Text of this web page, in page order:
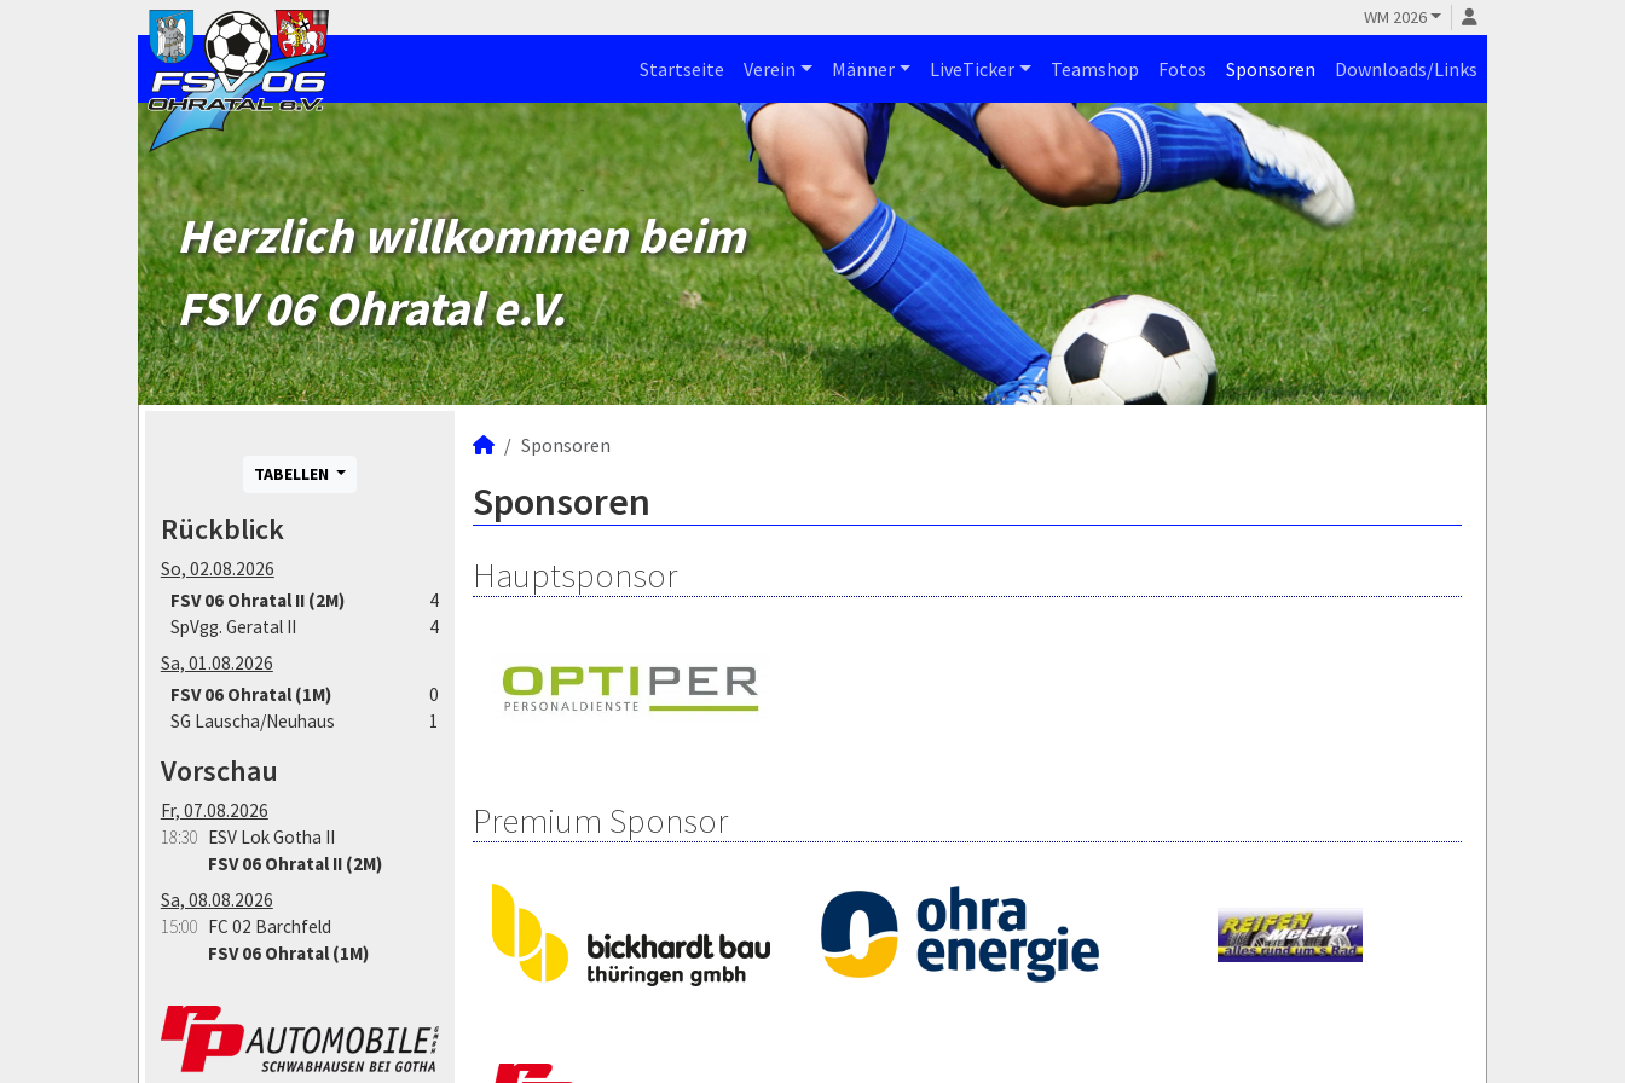
WM 2026
Startseite Verein Männer LiveTicker Teamshop Fotos Sponsoren Downloads/Links
Herzlich willkommen beim
FSV 06 Ohratal e.V.
TABELLEN
Rückblick
So, 02.08.2026
FSV 06 Ohratal II (2M)
4
SpVgg. Geratal II
4
Sa, 01.08.2026
FSV 06 Ohratal (1M)
0
SG Lauscha/Neuhaus
1
Vorschau
Fr, 07.08.2026
18:30 ESV Lok Gotha II
FSV 06 Ohratal II (2M)
Sa, 08.08.2026
15:00 FC 02 Barchfeld
FSV 06 Ohratal (1M)
Sponsoren
Sponsoren
Hauptsponsor
Premium Sponsor